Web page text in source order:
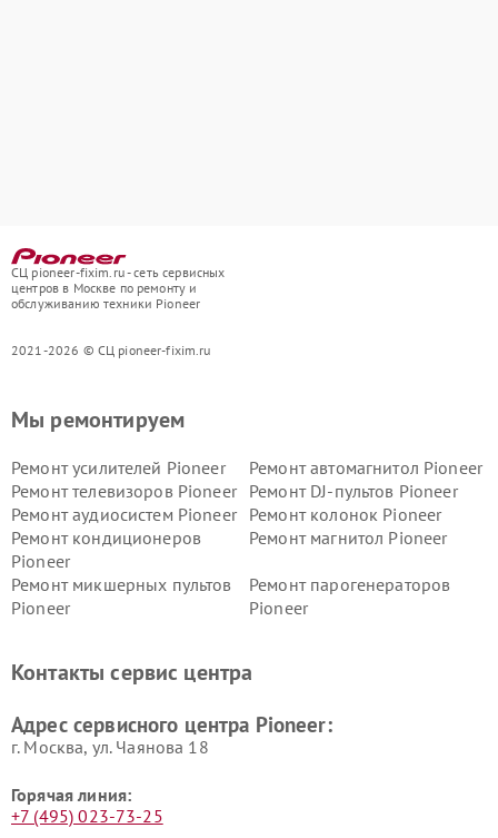
СЦ pioneer-fixim.ru - сеть сервисных
центров в Москве по ремонту и
обслуживанию техники Pioneer
2021-2026 © СЦ pioneer-fixim.ru
Мы ремонтируем
Ремонт усилителей Pioneer
Ремонт автомагнитол Pioneer
Ремонт телевизоров Pioneer
Ремонт DJ-пультов Pioneer
Ремонт аудиосистем Pioneer
Ремонт колонок Pioneer
Ремонт кондиционеров
Pioneer
Ремонт магнитол Pioneer
Ремонт микшерных пультов
Pioneer
Ремонт парогенераторов
Pioneer
Контакты сервис центра
Адрес сервисного центра Pioneer:
г. Москва, ул. Чаянова 18
Горячая линия:
+7 (495) 023-73-25